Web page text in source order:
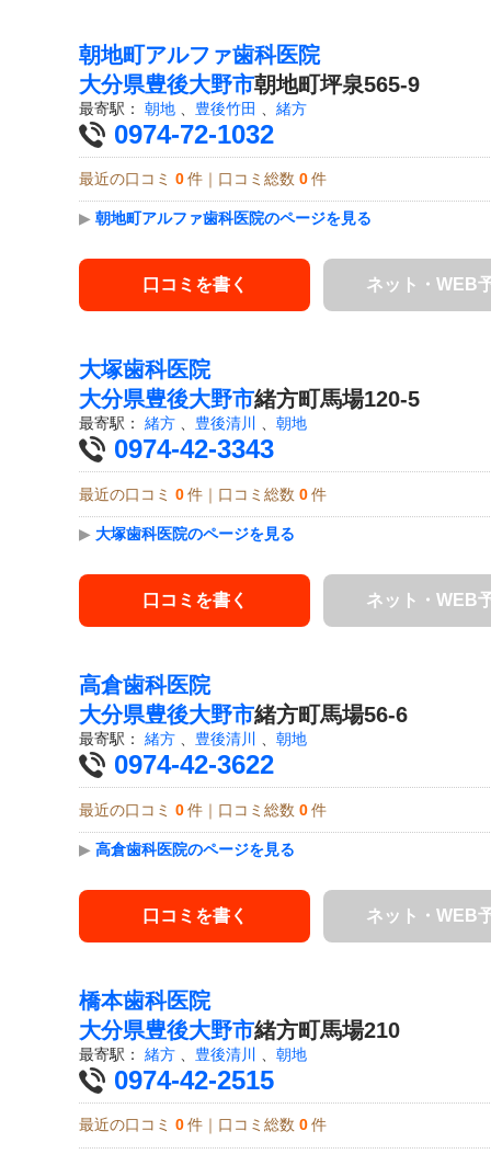
朝地町アルファ歯科医院
大分県豊後大野市朝地町坪泉565-9
最寄駅： 朝地 豊後竹田 緒方
0974-72-1032
最近の口コミ 0 件｜口コミ総数 0 件
▶ 朝地町アルファ歯科医院のページを見る
口コミを書く ネット・WEB
大塚歯科医院
大分県豊後大野市緒方町馬場120-5
最寄駅： 緒方 、 豊後清川 、 朝地
0974-42-3343
最近の口コミ 0 件｜口コミ総数 0 件
▶ 大塚歯科医院のページを見る
口コミを書く ネット・WEB
高倉歯科医院
大分県豊後大野市緒方町馬場56-6
最寄駅： 緒方 豊後清川 朝地
0974-42-3622
最近の口コミ 0 件｜口コミ総数 0 件
▶ 高倉歯科医院のページを見る
口コミを書く ネット・WEB
橋本歯科医院
大分県豊後大野市緒方町馬場210
最寄駅： 緒方 豊後清川 朝地
0974-42-2515
最近の口コミ 0 件｜口コミ総数 0 件